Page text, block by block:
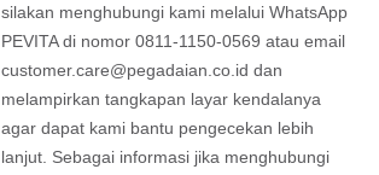
silakan menghubungi kami melalui WhatsApp
PEVITA di nomor 0811-1150-0569 atau email
customer.care@pegadaian.co.id dan
melampirkan tangkapan layar kendalanya
agar dapat kami bantu pengecekan lebih
lanjut. Sebagai informasi jika menghubungi